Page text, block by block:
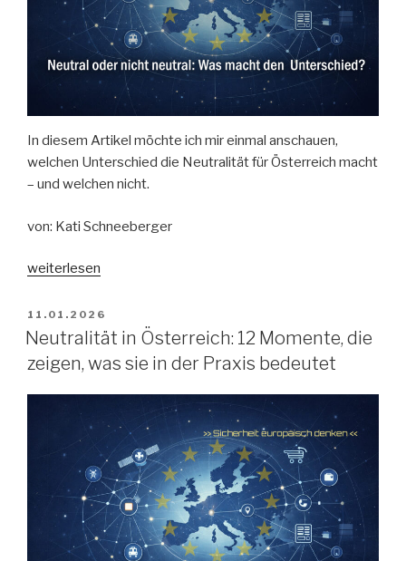
In diesem Artikel möchte ich mir einmal anschauen,
welchen Unterschied die Neutralität für Österreich macht
– und welchen nicht.
von: Kati Schneeberger
„Neutral
nicht
neutral:
Wo
genau
liegt
Unterschied?“
weiterlesen
VERÖFFENTLICHT
AM
11.01.2026
Neutralität in Österreich: 12 Momente, die
zeigen, was sie in der Praxis bedeutet